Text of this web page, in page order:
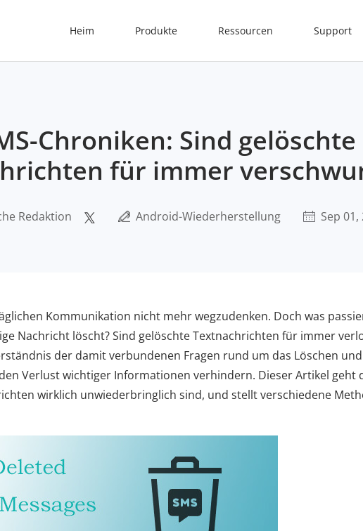
Heim Produkte Ressourcen Support
Chroniken: Sind gelöschte
für immer
Redaktion Android-Wiederherstellung Sep 01,
Kommunikation nicht mehr wegzudenken. Doch was
Nachricht löscht? Sind gelöschte Textnachrichten für immer
der damit verbundenen Fragen rund um das Löschen und
Verlust wichtiger Informationen verhindern. Dieser Artikel geht
wirklich unwiederbringlich sind, und stellt verschiedene